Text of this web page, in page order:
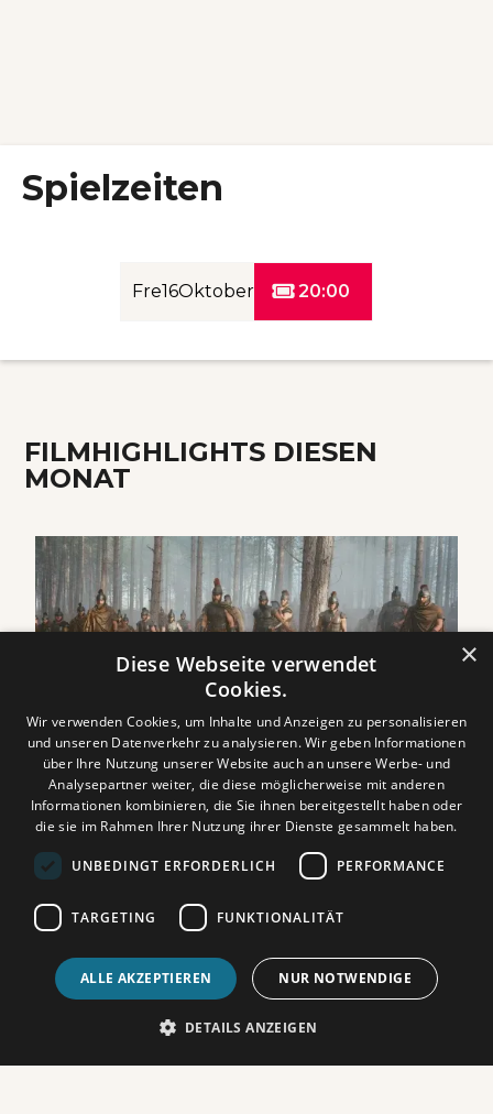
Spielzeiten
Fre16Oktober  20:00
FILMHIGHLIGHTS DIESEN
MONAT
THE ODYSSEE
Nach zehn Jahren erbitterter Kämpfe vor den
Toren Trojas scheint der Krieg kein Ende zu
nehmen. Agamemnons (Benny Safdie) Armeen
scheitern immer wieder an den uneinnehmbaren
MEHR ERFAHREN
×
Diese Webseite verwendet
Cookies.
Wir verwenden Cookies, um Inhalte und Anzeigen zu personalisieren
und unseren Datenverkehr zu analysieren. Wir geben Informationen
über Ihre Nutzung unserer Website auch an unsere Werbe- und
Analysepartner weiter, die diese möglicherweise mit anderen
Informationen kombinieren, die Sie ihnen bereitgestellt haben oder
die sie im Rahmen Ihrer Nutzung ihrer Dienste gesammelt haben.
UNBEDINGT ERFORDERLICH PERFORMANCE
TARGETING FUNKTIONALITÄT
ALLE AKZEPTIEREN NUR NOTWENDIGE
DETAILS ANZEIGEN